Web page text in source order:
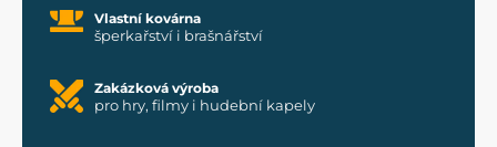
Vlastní kovárna
šperkařství i brašnářství
Zakázková výroba
pro hry, filmy i hudební kapely